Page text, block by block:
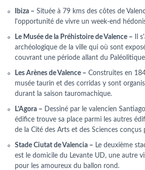
Ibiza – Située à 79 kms des côtes de
l'opportunité de vivre un week-end
Le Musée de la Préhistoire de Valence – Il
archéologique de la ville qui où sont
couvrant une période allant du
Les Arènes de Valence – Construites en
musée taurin et des corridas y sont
durant la saison tauromachique.
L’Agora – Dessiné par le valencien
édifice trouve sa place parmi les autres
de la Cité des Arts et des Sciences
Stade Ciutat de Valencia – Le deuxième
est le domicile du Levante UD, une autre
pour les amoureux du ballon rond.